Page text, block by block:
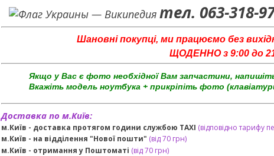
тел. 063-318-
Шановні покупці, ми працюємо без
ЩОДЕННО з 9:00 до
Якщо у Вас є фото необхідної Вам запчастини,
Вкажіть модель ноутбука + прикріпіть фото
Доставка по м.Київ:
м.Київ - доставка протягом години службою TAXI (відповідно тарифу
м.Київ - на відділення "Нової пошти" (від 70 грн)
м.Київ - отримання у Поштоматі (від 70 грн)